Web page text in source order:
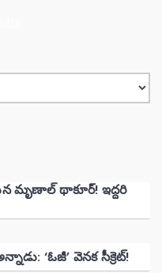
థాకూర్! ఇద్దరి
‘ఓజీ’ వెనక సీక్రెట్!